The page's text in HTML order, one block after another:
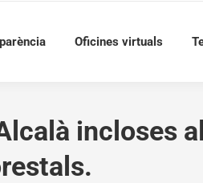
Oficines virtuals
incloses